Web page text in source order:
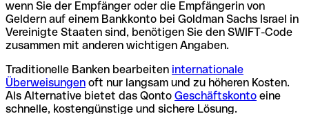
wenn Sie der Empfänger oder die Empfängerin von
Geldern auf einem Bankkonto bei Goldman Sachs Israel in
Vereinigte Staaten sind, benötigen Sie den SWIFT-Code
zusammen mit anderen wichtigen Angaben.
Traditionelle Banken bearbeiten internationale
Überweisungen oft nur langsam und zu höheren Kosten.
Als Alternative bietet das Qonto Geschäftskonto eine
schnelle, kostengünstige und sichere Lösung.